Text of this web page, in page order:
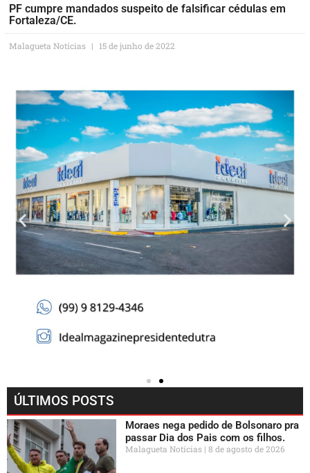
PF cumpre mandados suspeito de falsificar cédulas em
Fortaleza/CE.
Malagueta Notícias 15 de junho de 2022
ÚLTIMOS POSTS
Moraes nega pedido de Bolsonaro pra
passar Dia dos Pais com os filhos.
Malagueta Notícias 8 de agosto de 2026